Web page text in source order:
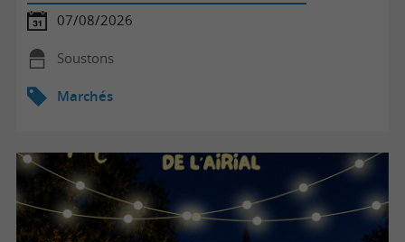
07/08/2026
Soustons
Marchés